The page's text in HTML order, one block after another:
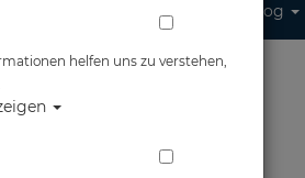
Reisen Blog
helfen uns zu verstehen,